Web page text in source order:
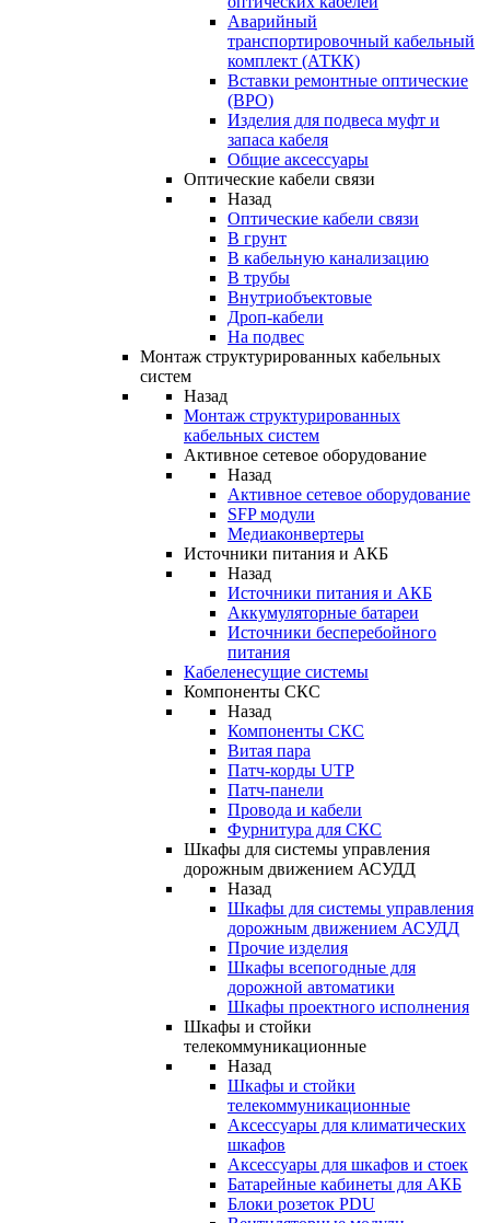
Аварийный
транспортировочный кабельный
комплект (АТКК)
Вставки ремонтные оптические
(ВРО)
Изделия для подвеса муфт и
запаса кабеля
Общие аксессуары
Оптические кабели связи
Назад
Оптические кабели связи
В грунт
В кабельную канализацию
В трубы
Внутриобъектовые
Дроп-кабели
На подвес
Монтаж структурированных кабельных
систем
Назад
Монтаж структурированных
кабельных систем
Активное сетевое оборудование
Назад
Активное сетевое оборудование
SFP модули
Медиаконвертеры
Источники питания и АКБ
Назад
Источники питания и АКБ
Аккумуляторные батареи
Источники бесперебойного
питания
Кабеленесущие системы
Компоненты СКС
Назад
Компоненты СКС
Витая пара
Патч-корды UTP
Патч-панели
Провода и кабели
Фурнитура для СКС
Шкафы для системы управления
дорожным движением АСУДД
Назад
Шкафы для системы управления
дорожным движением АСУДД
Прочие изделия
Шкафы всепогодные для
дорожной автоматики
Шкафы проектного исполнения
Шкафы и стойки
телекоммуникационные
Назад
Шкафы и стойки
телекоммуникационные
Аксессуары для климатических
шкафов
Аксессуары для шкафов и стоек
Батарейные кабинеты для АКБ
Блоки розеток PDU